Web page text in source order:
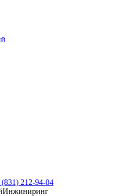
212-94-04